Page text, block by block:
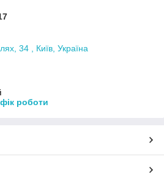
34 , Київ, Україна
роботи